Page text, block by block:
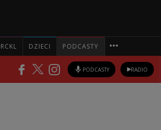
RCKL DZIECI PODCASTY
PODCASTY RADIO